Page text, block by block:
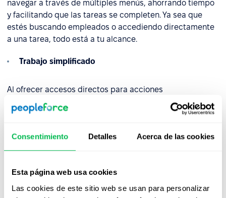
Consentimiento Detalles Acerca de las cookies
Esta página web usa cookies
Las cookies de este sitio web se usan para personalizar
navegar a través de múltiples menús, ahorrando tiempo
y facilitando que las tareas se completen. Ya sea que
estés buscando empleados o accediendo directamente
a una tarea, todo está a tu alcance.
Trabajo simplificado
Al ofrecer accesos directos para acciones
frecuentemente usadas y mantener el historial de
búsqueda para un acceso rápido, la nueva paleta te
dónde se encuentran las cosas. La experiencia de
búsqueda es más intuitiva, permitiéndote centrarte en
herramientas.
Esperamos que encuentres útiles estas actualizaciones,